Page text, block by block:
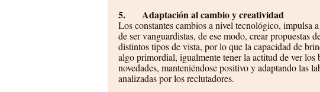
5.       Adaptación al cambio y creatividad
Los constantes cambios a nivel tecnológico, impulsa
de ser vanguardistas, de ese modo, crear propuestas
distintos tipos de vista, por lo que la capacidad de
algo primordial, igualmente tener la actitud de ver los
novedades, manteniéndose positivo y adaptando las
analizadas por los reclutadores.